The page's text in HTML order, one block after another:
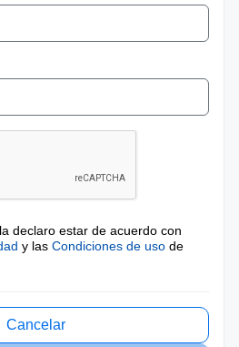
declaro estar de acuerdo con
y las Condiciones de uso de
Cancelar